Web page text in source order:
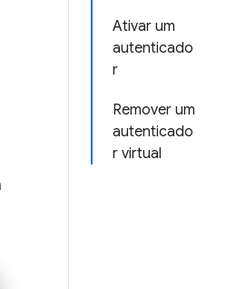
Ativar um
autenticado
r
Remover um
autenticado
r virtual